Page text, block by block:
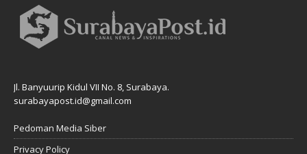
Jl. Banyuurip Kidul VII No. 8, Surabaya.
surabayapost.id@gmail.com
Pedoman Media Siber
Privacy Policy